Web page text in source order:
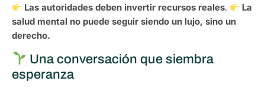
Las autoridades deben invertir recursos reales.
La
salud mental no puede seguir siendo un lujo, sino un
derecho.
Una conversación que siembra
esperanza